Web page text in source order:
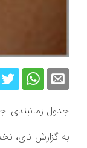
جدول زمانبندی